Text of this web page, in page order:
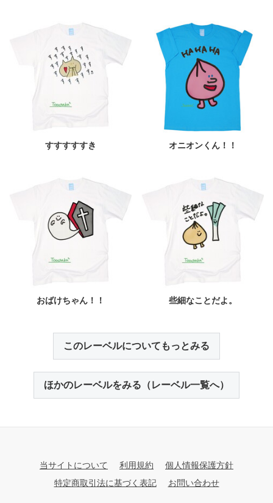
すすすすすき オニオンくん！！
おばけちゃん！！ 些細なことだよ。
このレーベルについてもっとみる
ほかのレーベルをみる（レーベル一覧へ）
当サイトについて 利用規約
個人情報保護方針
特定商取引法に基づく表記
お問い合わせ